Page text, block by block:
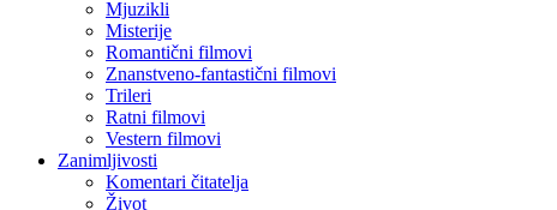
Mjuzikli
Misterije
Romantični filmovi
Znanstveno-fantastični filmovi
Trileri
Ratni filmovi
Vestern filmovi
Zanimljivosti
Komentari čitatelja
Život